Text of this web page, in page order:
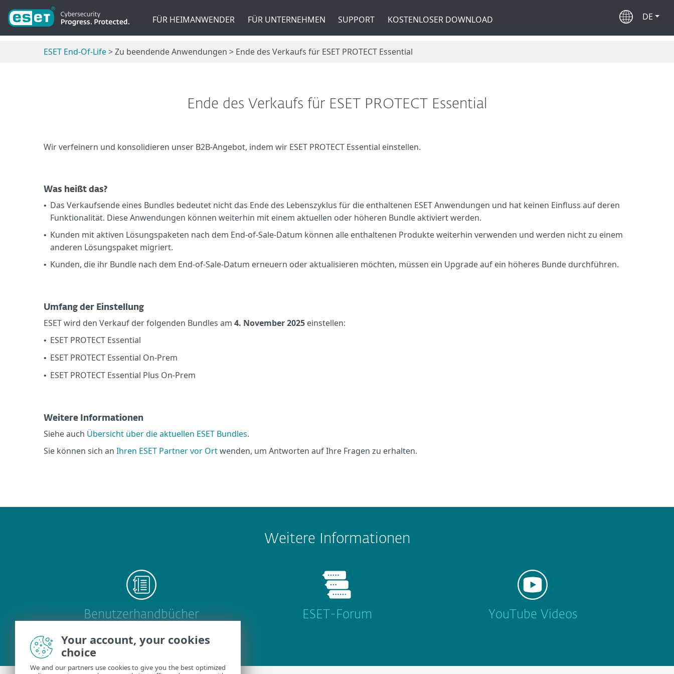
FÜR HEIMANWENDER FÜR UNTERNEHMEN SUPPORT KOSTENLOSER DOWNLOAD DE
ESET End-Of-Life> Zu beendende Anwendungen > Ende des Verkaufs für ESET PROTECT Essential
Ende des Verkaufs für ESET PROTECT Essential
Wir verfeinern und konsolidieren unser B2B-Angebot, indem wir ESET PROTECT Essential einstellen.
Was heißt das?
• Das Verkaufsende eines Bundles bedeutet nicht das Ende des Lebenszyklus für die enthaltenen ESET Anwendungen und hat keinen Einfluss auf deren
Funktionalität. Diese Anwendungen können weiterhin mit einem aktuellen oder höheren Bundle aktiviert werden.
• Kunden mit aktiven Lösungspaketen nach dem End-of-Sale-Datum können alle enthaltenen Produkte weiterhin verwenden und werden nicht zu einem
anderen Lösungspaket migriert.
• Kunden, die ihr Bundle nach dem End-of-Sale-Datum erneuern oder aktualisieren möchten, müssen ein Upgrade auf ein höheres Bunde durchführen.
Umfang der Einstellung
ESET wird den Verkauf der folgenden Bundles am 4. November 2025 einstellen:
• ESET PROTECT Essential
• ESET PROTECT Essential On-Prem
• ESET PROTECT Essential Plus On-Prem
Weitere Informationen
Siehe auch Übersicht über die aktuellen ESET Bundles.
Sie können sich an Ihren ESET Partner vor Ortwenden, um Antworten auf Ihre Fragen zu erhalten.
Weitere Informationen
Benutzerhandbücher ESET-Forum YouTube Videos
Your account, your cookies
choice
We and our partners use cookies to give you the best optimized